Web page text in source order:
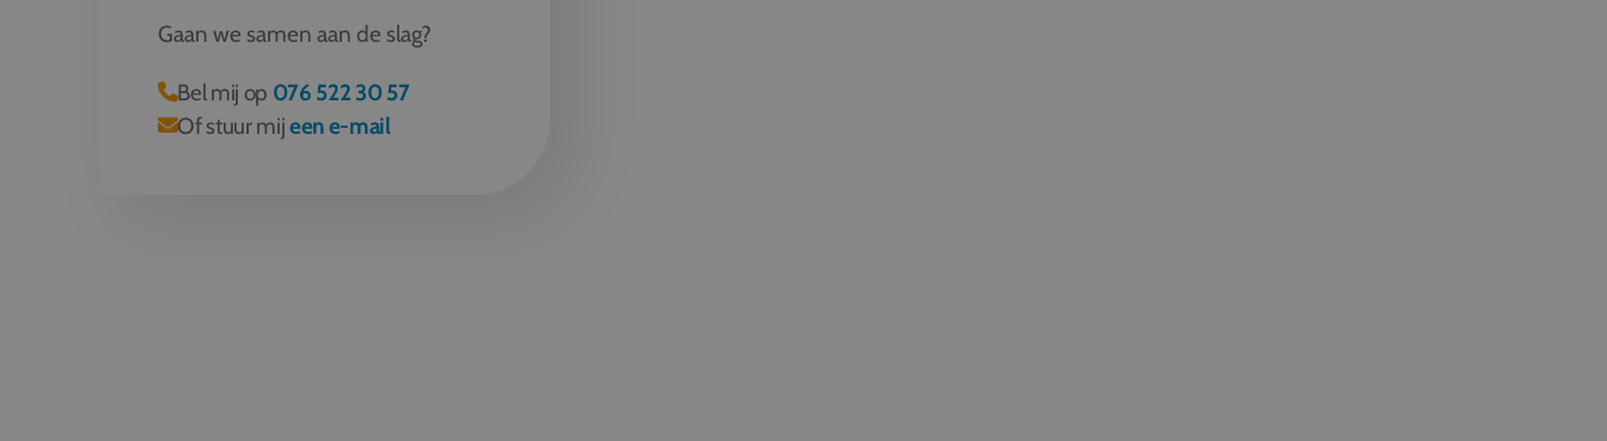
Gaan we samen aan de slag?
Bel mij op 076 522 30 57
Of stuur mijeen e-mail